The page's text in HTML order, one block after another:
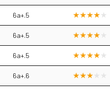
6a+.5
6a+.5
6a+.5
6a+.6